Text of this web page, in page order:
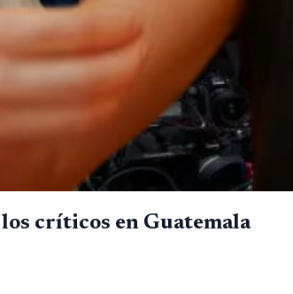
críticos en Guatemala